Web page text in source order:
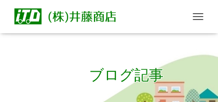
O
V
ブログ記事